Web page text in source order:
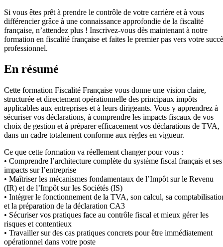
Si vous êtes prêt à prendre le contrôle de votre carrière et à vous
différencier grâce à une connaissance approfondie de la fiscalité
française, n’attendez plus ! Inscrivez-vous dès maintenant à notre
formation en fiscalité française et faites le premier pas vers votre
professionnel.
En résumé
Cette formation Fiscalité Française vous donne une vision claire,
structurée et directement opérationnelle des principaux impôts
applicables aux entreprises et à leurs dirigeants. Vous y apprendrez à
sécuriser vos déclarations, à comprendre les impacts fiscaux de vos
choix de gestion et à préparer efficacement vos déclarations de TVA,
dans un cadre totalement conforme aux règles en vigueur.
Ce que cette formation va réellement changer pour vous :
• Comprendre l’architecture complète du système fiscal français et ses
impacts sur l’entreprise
• Maîtriser les mécanismes fondamentaux de l’Impôt sur le Revenu
(IR) et de l’Impôt sur les Sociétés (IS)
• Intégrer le fonctionnement de la TVA, son calcul, sa
et la préparation de la déclaration CA3
• Sécuriser vos pratiques face au contrôle fiscal et mieux gérer les
risques et contentieux
• Travailler sur des cas pratiques concrets pour être immédiatement
opérationnel dans votre poste